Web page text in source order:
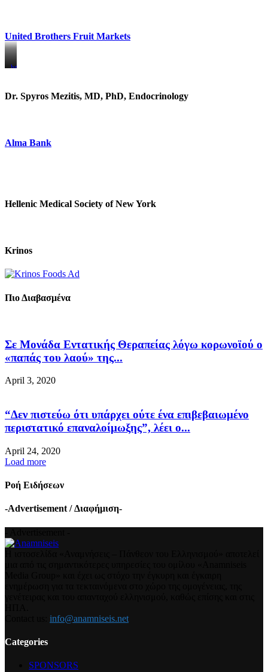
United Brothers Fruit Markets
https://www.unitedbrothersfruitmarkets.com/
https://www.unitedbrothersfruitmarkets.com/
Dr. Spyros Mezitis, MD, PhD, Endocrinology
Alma Bank
Hellenic Medical Society of New York
Krinos
Πιο Διαβασμένα
Σε Μονάδα Εντατικής Θεραπείας λόγω κορωνοϊού ο
«παπάς του λαού» της...
April 3, 2020
“Δεν πιστεύω ότι υπάρχει ούτε ένα επιβεβαιωμένο
περιστατικό επαναλοίμωξης”, λέει ο...
April 24, 2020
Load more
Ροή Ειδήσεων
-Advertisement / Διαφήμιση-
info@anamniseis.net
Categories
SPONSORS